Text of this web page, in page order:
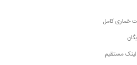
خماری کامل
لینک مستقیم